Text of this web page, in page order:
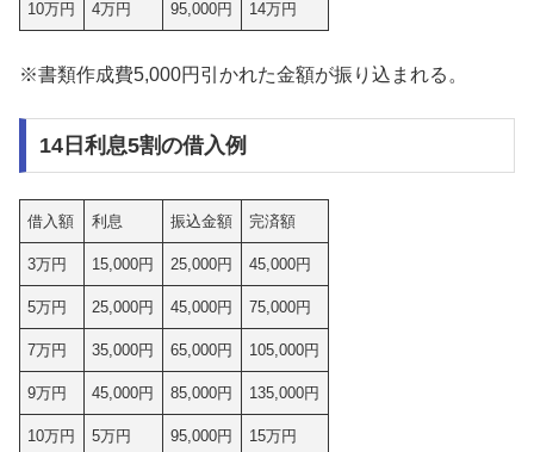
10万円 4万円 95,000円 14万円
※書類作成費5,000円引かれた金額が振り込まれる。
14日利息5割の借入例
借入額 利息 振込金額 完済額
3万円 15,000円 25,000円 45,000円
5万円 25,000円 45,000円 75,000円
7万円 35,000円 65,000円 105,000円
9万円 45,000円 85,000円 135,000円
10万円 5万円 95,000円 15万円